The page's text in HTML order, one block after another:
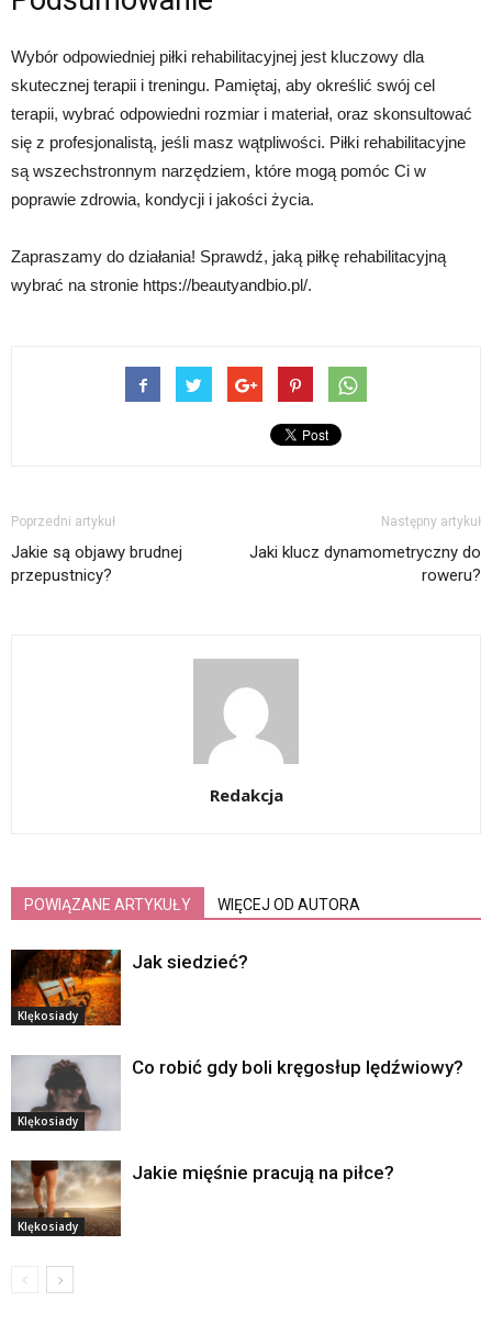
Wybór odpowiedniej piłki rehabilitacyjnej jest kluczowy dla
skutecznej terapii i treningu. Pamiętaj, aby określić swój cel
terapii, wybrać odpowiedni rozmiar i materiał, oraz skonsultować
się z profesjonalistą, jeśli masz wątpliwości. Piłki rehabilitacyjne
są wszechstronnym narzędziem, które mogą pomóc Ci w
poprawie zdrowia, kondycji i jakości życia.
Zapraszamy do działania! Sprawdź, jaką piłkę rehabilitacyjną
wybrać na stronie https://beautyandbio.pl/.
Poprzedni artykuł
Jakie są objawy brudnej
przepustnicy?
Następny artykuł
Jaki klucz dynamometryczny do
roweru?
Redakcja
POWIĄZANE ARTYKUŁY WIĘCEJ OD AUTORA
Klękosiady
Jak siedzieć?
Klękosiady
Co robić gdy boli kręgosłup lędźwiowy?
Klękosiady
Jakie mięśnie pracują na piłce?